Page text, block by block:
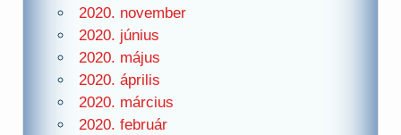
2020. november
2020. június
2020. május
2020. április
2020. március
2020. február